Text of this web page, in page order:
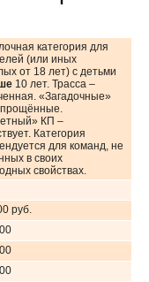
категория для
(или иных
от 18 лет) с детьми
10 лет. Трасса –
«Загадочные»
КП –
Категория
для команд, не
в своих
свойствах.
руб.